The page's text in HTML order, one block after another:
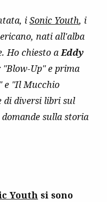
i Sonic Youth, i
nati all'alba
Ho chiesto aEddy
Up" e prima
e "Il Mucchio
di diversi libri sul
sulla storia
Youth si sono